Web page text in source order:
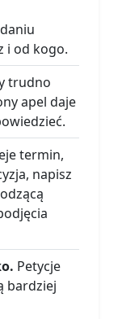
i od kogo.
trudno
apel daje
termin,
napisz
Petycje
bardziej